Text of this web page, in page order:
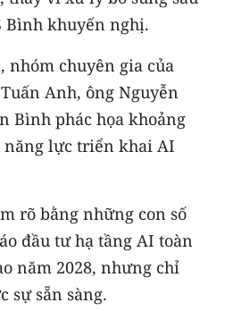
Bình khuyến nghị.
nhóm chuyên gia của
Anh, ông Nguyễn
Bình phác họa khoảng
năng lực triển khai AI
rõ bằng những con số
đầu tư hạ tầng AI toàn
năm 2028, nhưng chỉ
sự sẵn sàng.